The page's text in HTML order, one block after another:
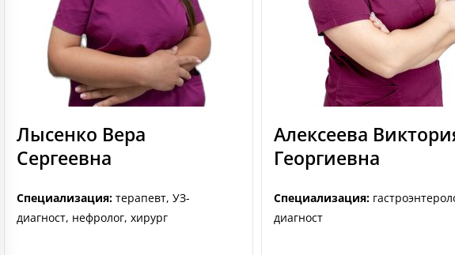
Лысенко Вера
Сергеевна
Специализация: терапевт, УЗ-
диагност, нефролог, хирург
Алексеева
Георгиевна
Специализация:
диагност